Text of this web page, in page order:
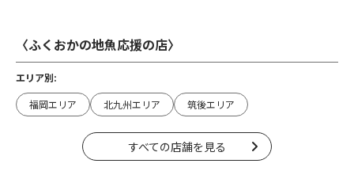
〈ふくおかの地魚応援の店〉
エリア別:
福岡エリア
北九州エリア 筑後エリア
すべての店舗を見る